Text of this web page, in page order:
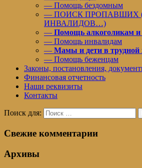
— Помощь бездомным
— ПОИСК ПРОПАВШИХ
ИНВАЛИДОВ…)
— Помощь алкоголикам
— Помощь инвалидам
— Мамы и дети в трудной
— Помощь беженцам
Законы, постановления,
Финансовая отчетность
Наши реквизиты
Контакты
Поиск для:
Свежие комментарии
Архивы